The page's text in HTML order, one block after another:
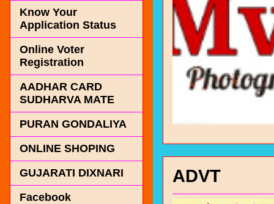
ADVT
Know Your
Application Status
Online Voter
Registration
AADHAR CARD
SUDHARVA MATE
PURAN GONDALIYA
ONLINE SHOPING
GUJARATI DIXNARI
Facebook